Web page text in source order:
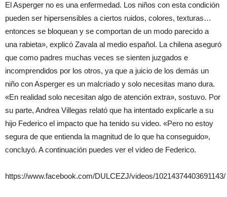
El Asperger no es una enfermedad. Los niños con esta condición
pueden ser hipersensibles a ciertos ruidos, colores, texturas…
entonces se bloquean y se comportan de un modo parecido a
una rabieta», explicó Zavala al medio español. La chilena aseguró
que como padres muchas veces se sienten juzgados e
incomprendidos por los otros, ya que a juicio de los demás un
niño con Asperger es un malcriado y solo necesitas mano dura.
«En realidad solo necesitan algo de atención extra», sostuvo. Por
su parte, Andrea Villegas relató que ha intentado explicarle a su
hijo Federico el impacto que ha tenido su video. «Pero no estoy
segura de que entienda la magnitud de lo que ha conseguido»,
concluyó. A continuación puedes ver el video de Federico.
https://www.facebook.com/DULCEZJ/videos/10214374403691143/